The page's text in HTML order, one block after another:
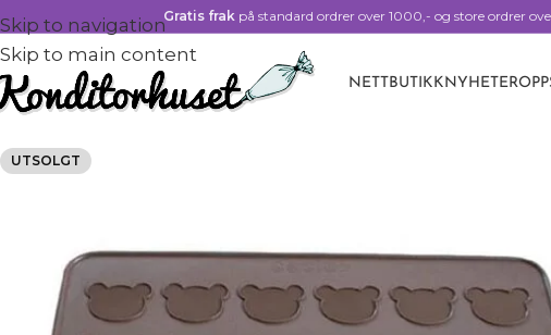
Skip to navigation
Skip to main content
Gratis frak på standard ordrer over 1000,- og store ordrer
NETTBUTIKK NYHETER
UTSOLGT